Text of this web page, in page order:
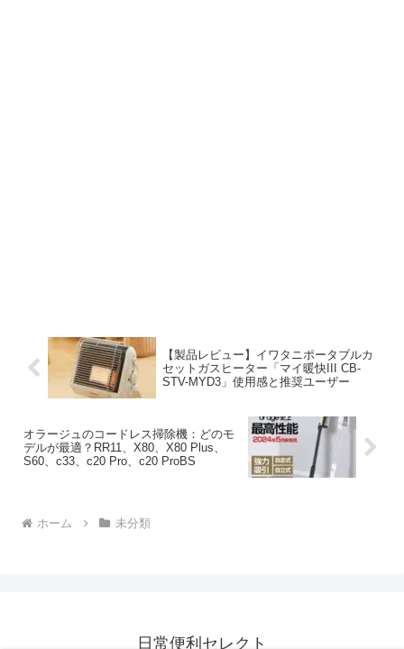
【製品レビュー】イワタニポータブルカ
セットガスヒーター「マイ暖快III CB-
STV-MYD3」使用感と推奨ユーザー
オラージュのコードレス掃除機：どのモ
デルが最適？RR11、X80、X80 Plus、
S60、c33、c20 Pro、c20 ProBS
ホーム 未分類
日常便利セレクト